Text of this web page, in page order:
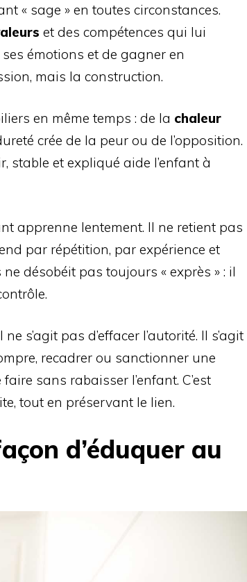
« sage » en toutes circonstances.
et des compétences qui lui
émotions et de gagner en
mais la construction.
en même temps : de la chaleur
crée de la peur ou de l’opposition.
stable et expliqué aide l’enfant à
apprenne lentement. Il ne retient pas
par répétition, par expérience et
désobéit pas toujours « exprès » : il
ne s’agit pas d’effacer l’autorité. Il s’agit
recadrer ou sanctionner une
sans rabaisser l’enfant. C’est
tout en préservant le lien.
d’éduquer au